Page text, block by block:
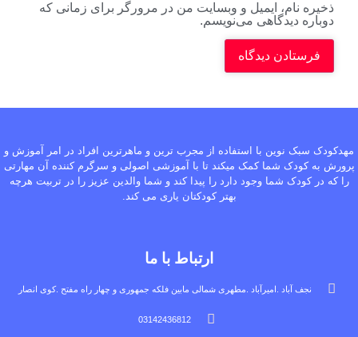
ذخیره نام، ایمیل و وبسایت من در مرورگر برای زمانی که
دوباره دیدگاهی می‌نویسم.
مهدکودک سبک نوین با استفاده از مجرب ترین و ماهرترین افراد در امر آموزش و
پرورش به کودک شما کمک میکند تا با آموزشی اصولی و سرگرم کننده آن مهارتی
را که در کودک شما وجود دارد را پیدا کند و شما والدین عزیز را در تربیت هرچه
بهتر کودکتان یاری می کند.
ارتباط با ما
نجف آباد .امیرآباد .مطهری شمالی مابین فلکه جمهوری و چهار راه مفتح .کوی انصار
03142436812